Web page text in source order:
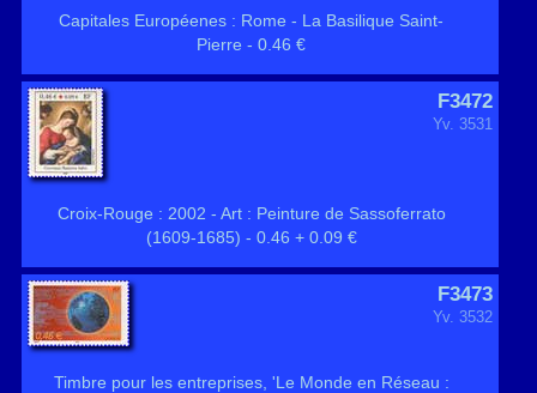
Capitales Européenes : Rome - La Basilique Saint-
Pierre - 0.46 €
F3472
Yv. 3531
Croix-Rouge : 2002 - Art : Peinture de Sassoferrato
(1609-1685) - 0.46 + 0.09 €
F3473
Yv. 3532
Timbre pour les entreprises, 'Le Monde en Réseau :